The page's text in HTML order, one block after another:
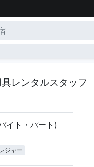
レンタルスタッフ
イト・パート)
ジャー